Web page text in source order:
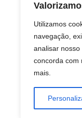
Utilizamos
navegação,
analisar nosso
concorda com
mais.